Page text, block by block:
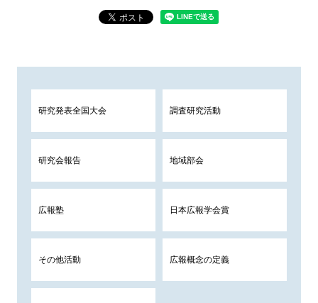
研究発表全国大会 調査研究活動
研究会報告 地域部会
広報塾 日本広報学会賞
その他活動 広報概念の定義